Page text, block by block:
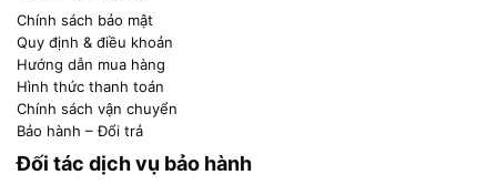
Chính sách bảo mật
Quy định & điều khoản
Hướng dẫn mua hàng
Hình thức thanh toán
Chính sách vận chuyển
Bảo hành – Đổi trả
Đối tác dịch vụ bảo hành